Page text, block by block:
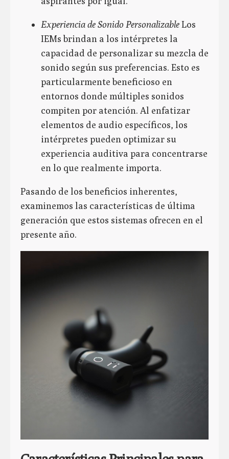
Experiencia de Sonido PersonalizableLos
IEMs brindan a los intérpretes la
capacidad de personalizar su mezcla de
sonido según sus preferencias. Esto es
particularmente beneficioso en
entornos donde múltiples sonidos
compiten por atención. Al enfatizar
elementos de audio específicos, los
intérpretes pueden optimizar su
experiencia auditiva para concentrarse
en lo que realmente importa.
Pasando de los beneficios inherentes,
examinemos las características de última
generación que estos sistemas ofrecen en el
presente año.